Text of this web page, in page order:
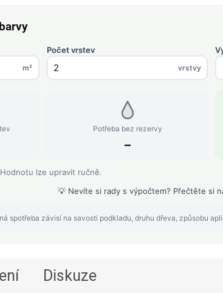
m²
Počet vrstev
vrstvy
Potřeba bez rezervy
–
lze upravit ručně.
💡 Nevíte si rady s výpočtem? Přečtěte si
spotřeba závisí na savosti podkladu, druhu dřeva, způsobu
Diskuze